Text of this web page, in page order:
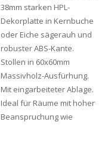
38mm starken HPL-
Dekorplatte in Kernbuche
oder Eiche sägerauh und
robuster ABS-Kante.
Stollen in 60x60mm
Massivholz-Ausfürhung.
Mit eingarbeiteter Ablage.
Ideal für Räume mit hoher
Beanspruchung wie